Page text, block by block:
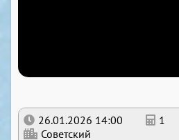
26.01.2026 14:00 1
Советский